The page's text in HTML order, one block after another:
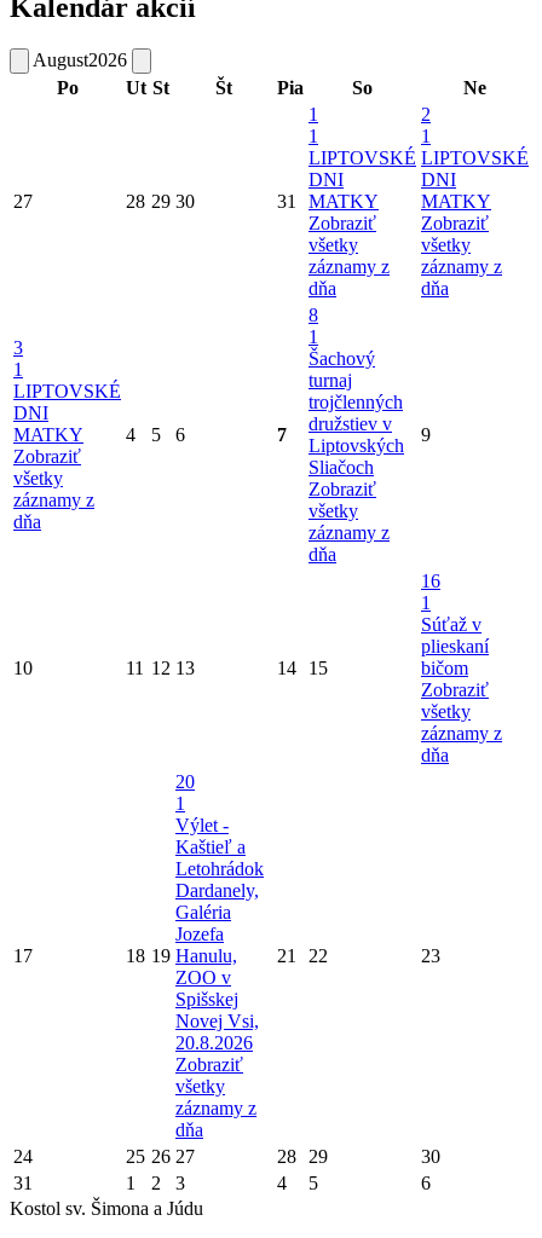
Kalendár akcií
August2026
Po
Ut St Št Pia So Ne
27 28 29 30 31
1
1
LIPTOVSKÉ
DNI
MATKY
Zobraziť
všetky
záznamy z
dňa
2
1
LIPTOVSKÉ
DNI
MATKY
Zobraziť
všetky
záznamy z
dňa
3
1
LIPTOVSKÉ
DNI
MATKY
Zobraziť
všetky
záznamy z
dňa
4 5 6 7
8
1
Šachový
turnaj
trojčlenných
družstiev v
Liptovských
Sliačoch
Zobraziť
všetky
záznamy z
dňa
9
10 11 12 13 14 15
16
1
Súťaž v
plieskaní
bičom
Zobraziť
všetky
záznamy z
dňa
17 18 19
20
1
Výlet -
Kaštieľ a
Letohrádok
Dardanely,
Galéria
Jozefa
Hanulu,
ZOO v
Spišskej
Novej Vsi,
20.8.2026
Zobraziť
všetky
záznamy z
dňa
21 22 23
24 25 26 27 28 29
30
31
1 2 3 4 5
6
Kostol sv. Šimona a Júdu